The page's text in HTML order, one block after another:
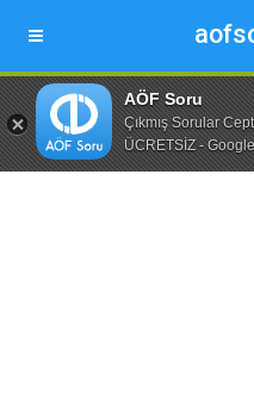
AÖF Soru
Çıkmış Sorular
ÜCRETSİZ -